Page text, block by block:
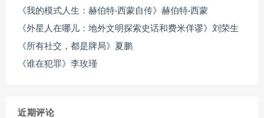
《我的模式人生：赫伯特·西蒙自传》赫伯特·西蒙
《外星人在哪儿：地外文明探索史话和费米佯谬》刘荣生
《所有社交，都是牌局》夏鹏
《谁在犯罪》李玫瑾
近期评论